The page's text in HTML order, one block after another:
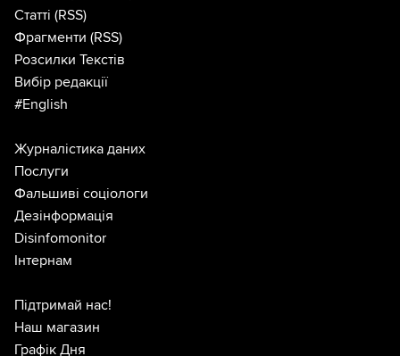
Статті (RSS)
Фрагменти (RSS)
Розсилки Текстів
Вибір редакції
#English
Журналістика даних
Послуги
Фальшиві соціологи
Дезінформація
Disinfomonitor
Інтернам
Підтримай нас!
Наш магазин
Графік Дня